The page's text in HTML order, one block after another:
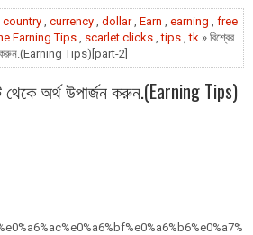
country , currency , dollar, Earn , earning , free
Earning Tips, scarlet.clicks ,tips ,tk » বিশ্বের
করুন.(Earning Tips)[part-2]
থেকে অর্থ উপার্জন করুন.(Earning Tips)